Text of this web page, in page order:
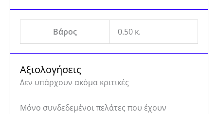
Βάρος 0.50 κ.
Αξιολογήσεις
Δεν υπάρχουν ακόμα κριτικές
Μόνο συνδεδεμένοι πελάτες που έχουν